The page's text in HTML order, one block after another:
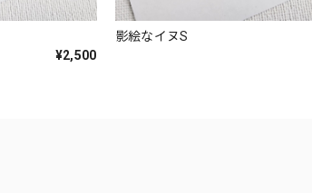
¥2,500
影絵なイヌS